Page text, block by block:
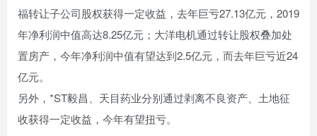
福转让子公司股权获得一定收益，去年巨亏27.13亿元，2019
年净利润中值高达8.25亿元；大洋电机通过转让股权叠加处
置房产，今年净利润中值有望达到2.5亿元，而去年巨亏近24
亿元。
另外，*ST毅昌、天目药业分别通过剥离不良资产、土地征
收获得一定收益，今年有望扭亏。